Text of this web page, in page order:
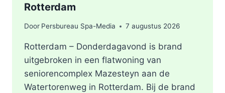
Rotterdam
Door Persbureau Spa-Media 7 augustus 2026
Rotterdam – Donderdagavond is brand
uitgebroken in een flatwoning van
seniorencomplex Mazesteyn aan de
Watertorenweg in Rotterdam. Bij de brand